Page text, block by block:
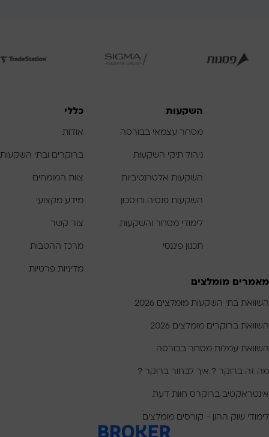
לפתיחת
לפתיחת
השקעות
מסחר עצמאי בבורסה
ניהול תיקי השקעות
השקעות אלטרנטיביות
השקעות פנסיה וחיסכון
לימודי מסחר והשקעות
תכנון פיננסי
כללי
אודות
ברוקרים ובתי השקעות
צוות המומחים
מידע מקצועי
צור קשר
מרכז ההטבות
מדיניות פרטיות
מאמרים מומלצים
השוואת בתי השקעות מומלצים 2026
השוואת ברוקרים מומלצים 2026
השוואת עמלות מסחר בבורסה
מה זה ברוקר ? איך לבחור ברוקר ?
אינטראקטיב ברוקרס חוות דעת
לימודי שוק ההון - קורסים מומלצים